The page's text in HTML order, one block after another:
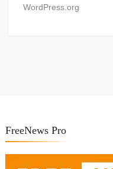
WordPress.org
FreeNews Pro